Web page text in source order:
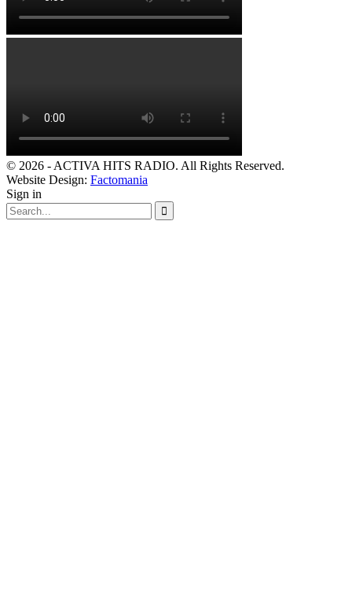
© 2026 - ACTIVA HITS RADIO. All Rights Reserved.
Website Design: Factomania
Sign in